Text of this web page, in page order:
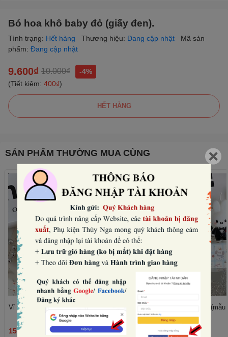
Bó hoa khô baby đỏ (giấy đen).
Tình trạng: Hết hàng Thương hiệu: Đang cập nhật
Mã sản
phẩm: Đang cập nhật
9.600₫ 10.000₫
-4%
(Tiết kiệm: 400₫)
HẾT HÀNG
SẢN PHẨM THƯỜNG MUA CÙNG
Vỉ 5 nến thỏ -VÁY đen (mẫu nữ).
15.360₫ THÊM
Vỉ 5 nến thỏ -vest đen (mẫu
15.360₫